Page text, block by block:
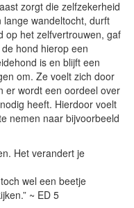
zorgt die zelfzekerheid
wandeltocht, durft
op het zelfvertrouwen, gaf
hond hierop een
is en blijft een
om. Ze voelt zich door
er wordt een oordeel over
heeft. Hierdoor voelt
nemen naar bijvoorbeeld
Het verandert je
wel een beetje
~ ED 5